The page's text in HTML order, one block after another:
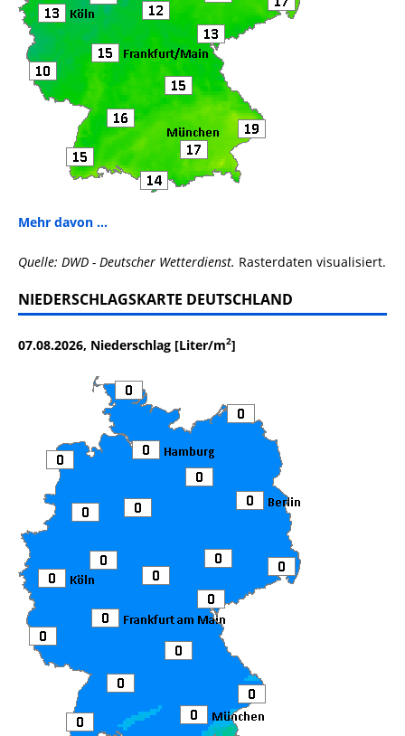
Mehr davon ...
Quelle: DWD - Deutscher Wetterdienst. Rasterdaten visualisiert.
NIEDERSCHLAGSKARTE DEUTSCHLAND
07.08.2026, Niederschlag [Liter/m2]